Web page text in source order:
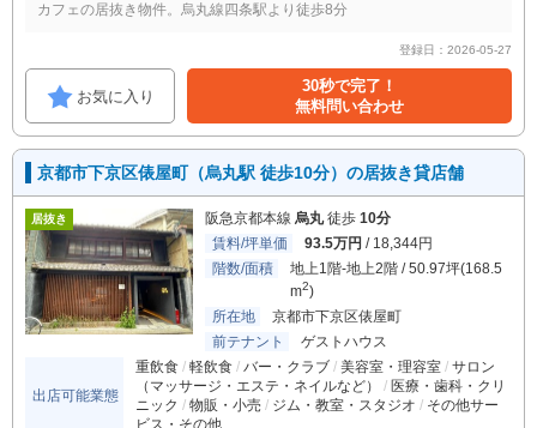
カフェの居抜き物件。烏丸線四条駅より徒歩8分
登録日：2026-05-27
お気に入り
30秒で完了！
無料問い合わせ
京都市下京区俵屋町（烏丸駅 徒歩10分）の居抜き貸店舗
居抜き 阪急京都本線 烏丸徒歩 10分
賃料/坪単価
93.5万円 / 18,344円
階数/面積
地上1階-地上2階 / 50.97坪(168.5
m2)
所在地
京都市下京区俵屋町
前テナント
ゲストハウス
出店可能業態
重飲食 軽飲食 バー・クラブ 美容室・理容室
サロン
（マッサージ・エステ・ネイルなど）
医療・歯科・クリ
ニック
物販・小売 ジム・教室・スタジオ
その他サー
ビス・その他